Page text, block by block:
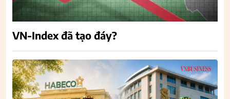
VN-Index đã tạo đáy?